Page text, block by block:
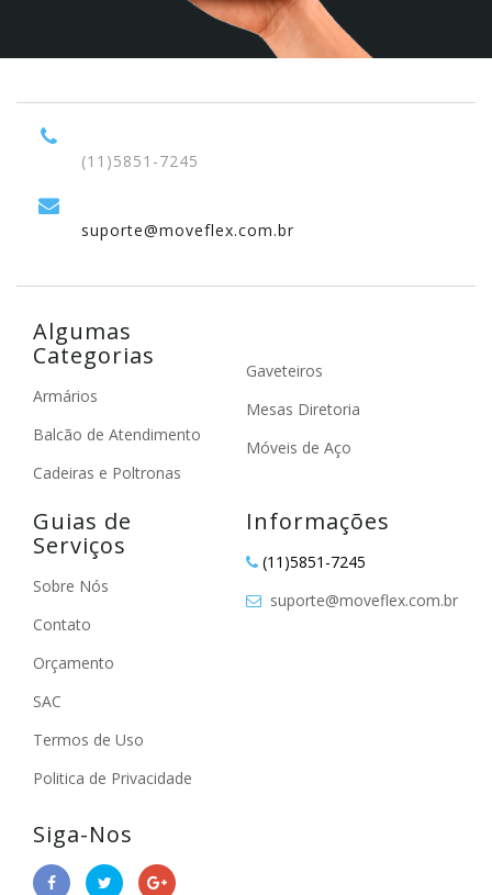
(11)5851-7245
suporte@moveflex.com.br
Algumas
Categorias
Armários
Balcão de Atendimento
Cadeiras e Poltronas
Gaveteiros
Mesas Diretoria
Móveis de Aço
Guias de
Serviços
Sobre Nós
Contato
Orçamento
SAC
Termos de Uso
Politica de Privacidade
Informações
(11)5851-7245
suporte@moveflex.com.br
Siga-Nos